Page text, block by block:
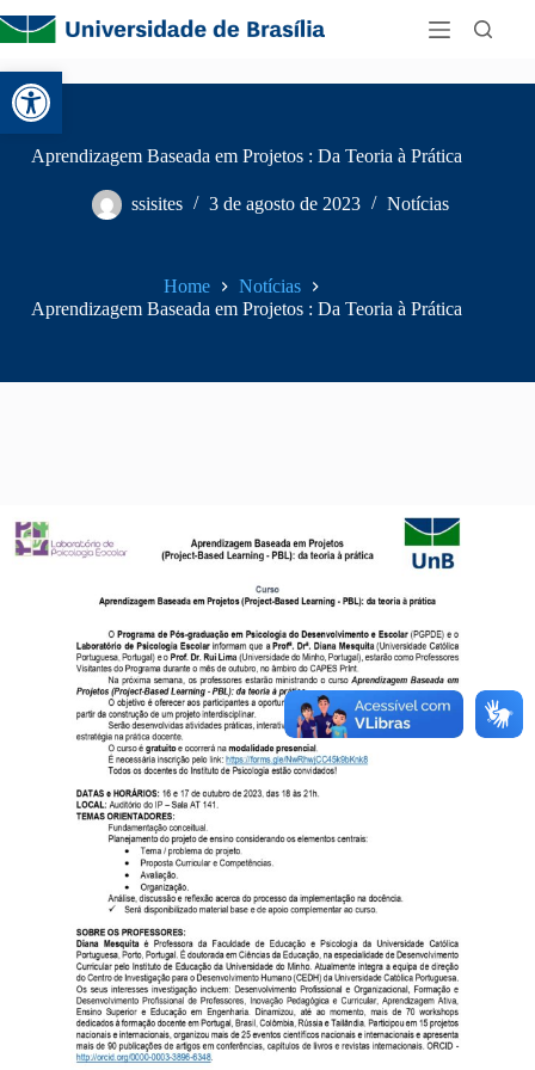
Abrir a barra de ferramentas
Aprendizagem Baseada em Projetos : Da Teoria à Prática
ssisites 3 de agosto de 2023 Notícias
Home
Notícias
Aprendizagem Baseada em Projetos : Da Teoria à Prática